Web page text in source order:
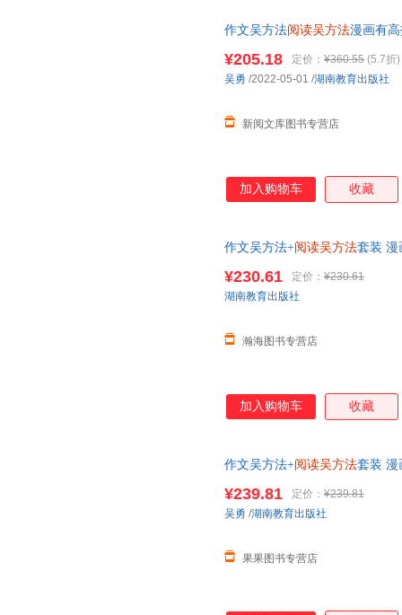
作文吴方法阅读吴方法漫画有
¥205.18 定价： ¥360.55 (5.7折)
新阅文库图书专营店
吴勇 /2022-05-01 /湖南教育出版社
加入购物车 收藏
作文吴方法+阅读吴方法套装 漫
需帮助请联系客服】
¥230.61 定价： ¥230.61
瀚海图书专营店
湖南教育出版社
加入购物车 收藏
作文吴方法+阅读吴方法套装 漫
¥239.81 定价： ¥239.81
果果图书专营店
吴勇 /湖南教育出版社